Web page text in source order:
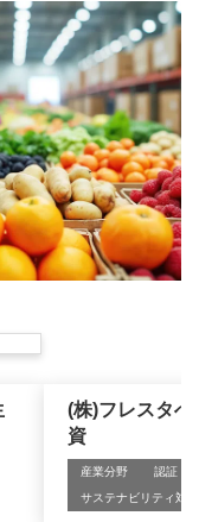
(株)フレスタ
資
産業分野
認証・
サステナビリティ対応